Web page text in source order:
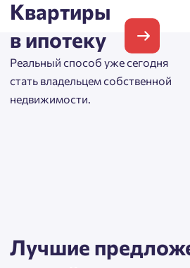
Квартиры
в ипотеку
Реальный способ уже сегодня
стать владельцем собственной
недвижимости.
Лучшие